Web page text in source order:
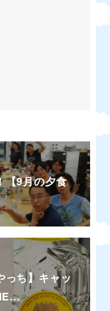
【9月の夕食
っち】キャッ